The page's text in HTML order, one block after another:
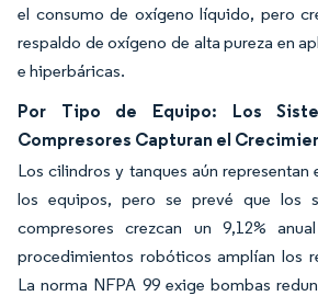
el consumo de oxígeno líquido, pero
respaldo de oxígeno de alta pureza en
e hiperbáricas.
Por Tipo de Equipo: Los
Compresores Capturan el
Los cilindros y tanques aún representan
los equipos, pero se prevé que los
compresores crezcan un 9,12%
procedimientos robóticos amplían los
La norma NFPA 99 exige bombas